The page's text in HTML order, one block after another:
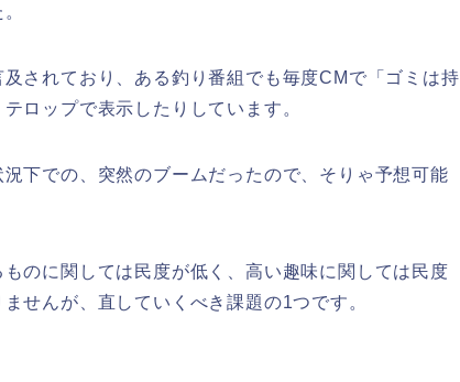
されており、ある釣り番組でも毎度CMで「ゴミは持
ロップで表示したりしています。
下での、突然のブームだったので、そりゃ予想可能
のに関しては民度が低く、高い趣味に関しては民度
せんが、直していくべき課題の1つです。